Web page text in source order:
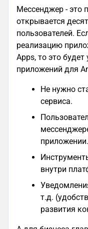
Мессенджер - это
открывается
пользователей.
реализацию
Apps, то это
приложений для
Не нужно
сервиса.
приложении.
внутри
т.д.
развития